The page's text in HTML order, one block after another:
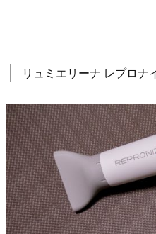
リュミエリーナ レプロナ